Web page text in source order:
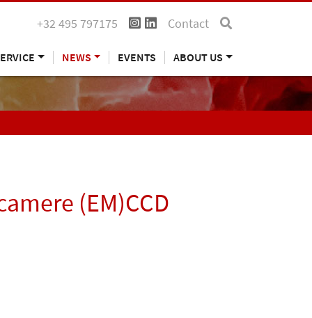
+32 495 797175 Contact
NEWS EVENTS ABOUT US
(EM)CCD